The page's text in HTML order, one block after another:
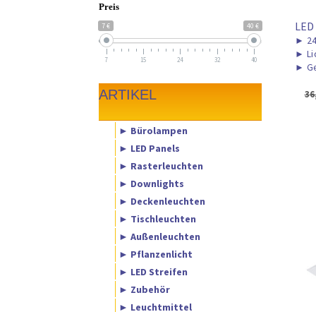
►
►
►
Preis
7 € 40 €
7 15 24 32 40
ARTIKEL
► Bürolampen
► LED Panels
► Rasterleuchten
► Downlights
► Deckenleuchten
► Tischleuchten
► Außenleuchten
► Pflanzenlicht
► LED Streifen
► Zubehör
► Leuchtmittel